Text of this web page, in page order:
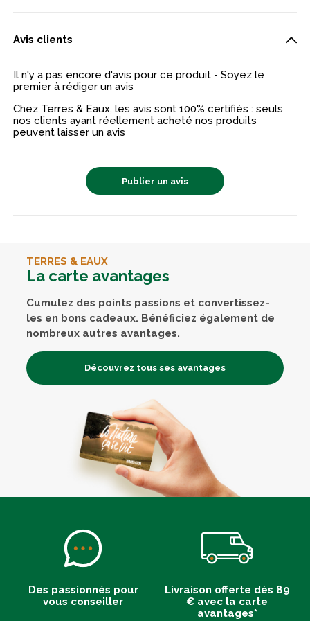
Avis clients
Il n'y a pas encore d'avis pour ce produit - Soyez le
premier à rédiger un avis
Chez Terres & Eaux, les avis sont 100% certifiés : seuls
nos clients ayant réellement acheté nos produits
peuvent laisser un avis
Publier un avis
TERRES & EAUX
La carte avantages
Cumulez des points passions et convertissez-
les en bons cadeaux. Bénéficiez également de
nombreux autres avantages.
Découvrez tous ses avantages
Des passionnés pour
vous conseiller
Livraison offerte dès 89
€ avec la carte
avantages*